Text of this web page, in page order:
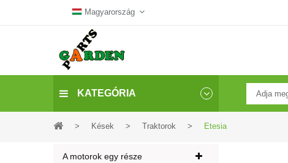
Magyarország
KATEGÓRIA
> Kések > Traktorok > Etesia
A motorok egy része